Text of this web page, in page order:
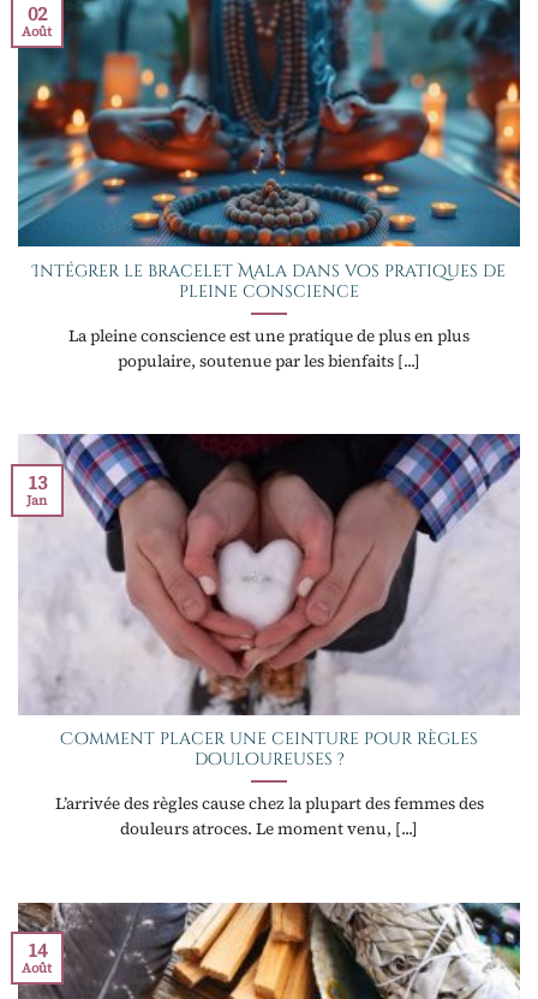
Intégrer le bracelet Mala dans vos pratiques de
pleine conscience
La pleine conscience est une pratique de plus en plus
populaire, soutenue par les bienfaits [...]
02
Août
Comment placer une ceinture pour règles
douloureuses ?
L’arrivée des règles cause chez la plupart des femmes des
douleurs atroces. Le moment venu, [...]
13
Jan
14
Août